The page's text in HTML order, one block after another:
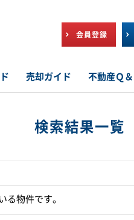
会員登録
売却ガイド 不動産Ｑ＆
検索結果一覧
る物件です。